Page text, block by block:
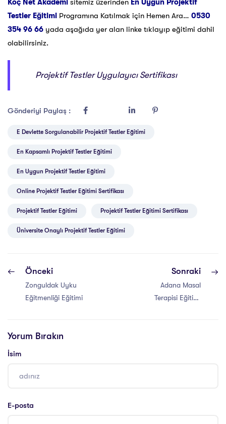
Koç Net Akademi sitemiz üzerinden En Uygun Projektif
Testler Eğitimi Programına Katılmak için Hemen Ara… 0530
354 96 66 yada aşağıda yer alan linke tıklayıp eğitimi dahil
olabilirsiniz.
Projektif Testler Uygulayıcı Sertifikası
Gönderiyi Paylaş :
E Devlette Sorgulanabilir Projektif Testler Eğitimi
En Kapsamlı Projektif Testler Eğitimi
En Uygun Projektif Testler Eğitimi
Online Projektif Testler Eğitimi Sertifikası
Projektif Testler Eğitimi Projektif Testler Eğitimi Sertifikası
Üniversite Onaylı Projektif Testler Eğitimi
Önceki
Zonguldak Uyku
Eğitmenliği Eğitimi
Sonraki
Adana Masal
Terapisi Eğitimi
Yorum Bırakın
İsim
E-posta